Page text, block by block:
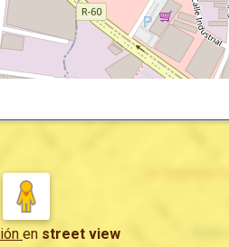
en street view